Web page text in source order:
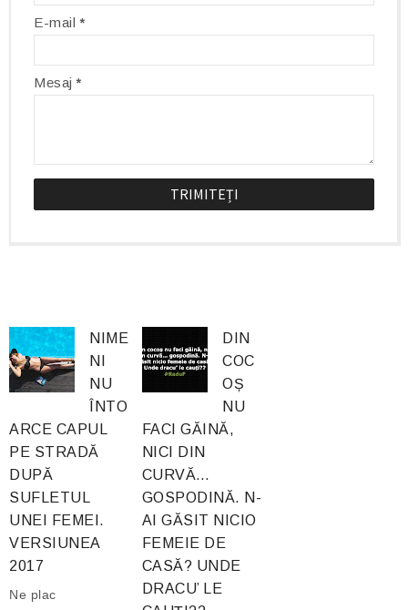
E-mail*
Mesaj*
NIME
NI
NU
ÎNTO
ARCE CAPUL
PE STRADĂ
DUPĂ
SUFLETUL
UNEI FEMEI.
VERSIUNEA
2017
Ne plac
DIN
COC
OȘ
NU
FACI GĂINĂ,
NICI DIN
CURVĂ…
GOSPODINĂ. N-
AI GĂSIT NICIO
FEMEIE DE
CASĂ? UNDE
DRACU’ LE